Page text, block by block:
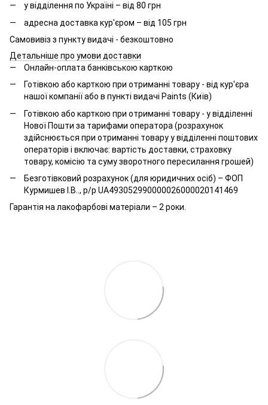
у відділення по Україні – від 80 грн
адресна доставка кур'єром – від 105 грн
Самовивіз з пункту видачі - безкоштовно
Детальніше про умови доставки
Онлайн-оплата банківською карткою
Готівкою або карткою при отриманні товару - від кур'єра
нашої компанії або в пункті видачі Paints (Київ)
Готівкою або карткою при отриманні товару - у відділенні
Нової Пошти за тарифами оператора (розрахунок
здійснюється при отриманні товару у відділенні поштових
операторів і включає: вартість доставки, страховку
товару, комісію та суму зворотного пересилання грошей)
Безготівковий розрахунок (для юридичних осіб) – ФОП
Курмишев І.В.., р/р UA493052990000026000020141469
Гарантія на лакофарбові матеріали – 2 роки.